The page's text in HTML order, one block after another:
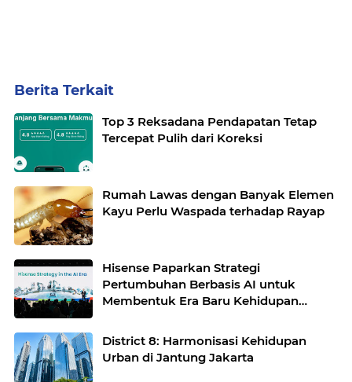
Berita Terkait
Top 3 Reksadana Pendapatan Tetap
Tercepat Pulih dari Koreksi
Rumah Lawas dengan Banyak Elemen
Kayu Perlu Waspada terhadap Rayap
Hisense Paparkan Strategi
Pertumbuhan Berbasis AI untuk
Membentuk Era Baru Kehidupan
District 8: Harmonisasi Kehidupan
Urban di Jantung Jakarta